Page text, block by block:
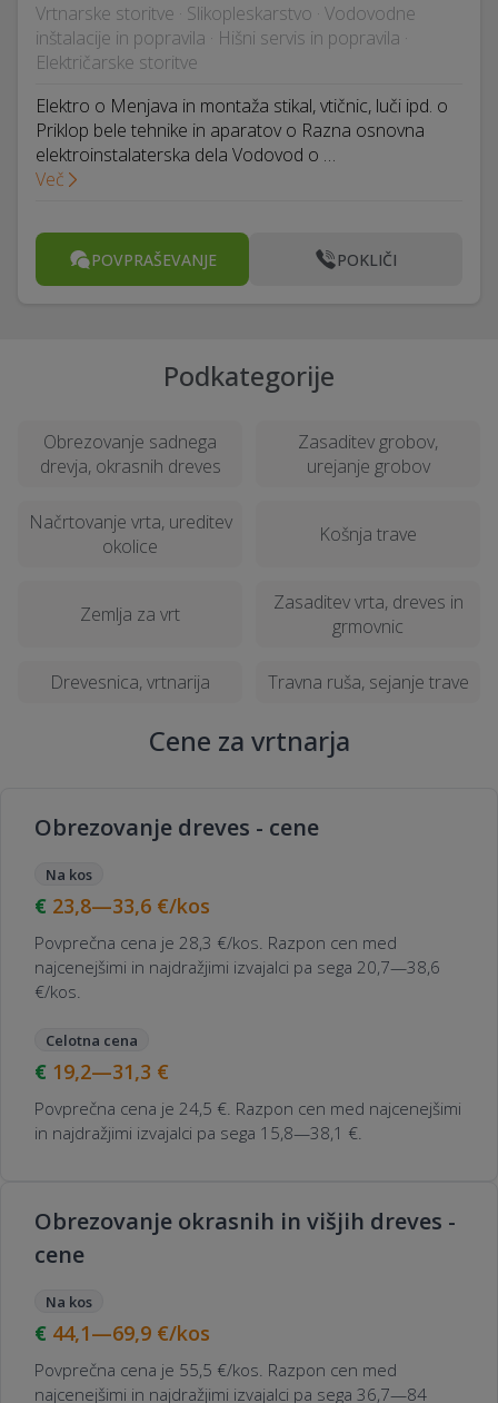
Vrtnarske storitve · Slikopleskarstvo · Vodovodne
inštalacije in popravila · Hišni servis in popravila ·
Električarske storitve
Elektro o Menjava in montaža stikal, vtičnic, luči ipd. o
Priklop bele tehnike in aparatov o Razna osnovna
elektroinstalaterska dela Vodovod o …
Več
POVPRAŠEVANJE POKLIČI
Podkategorije
Obrezovanje sadnega
drevja, okrasnih dreves
Zasaditev grobov,
urejanje grobov
Načrtovanje vrta, ureditev
okolice
Košnja trave
Zemlja za vrt
Zasaditev vrta, dreves in
grmovnic
Drevesnica, vrtnarija Travna ruša, sejanje trave
Cene za vrtnarja
Obrezovanje dreves - cene
Na kos
23,8—33,6 €/kos
Povprečna cena je 28,3 €/kos. Razpon cen med
najcenejšimi in najdražjimi izvajalci pa sega 20,7—38,6
€/kos.
Celotna cena
19,2—31,3 €
Povprečna cena je 24,5 €. Razpon cen med najcenejšimi
in najdražjimi izvajalci pa sega 15,8—38,1 €.
Obrezovanje okrasnih in višjih dreves -
cene
Na kos
44,1—69,9 €/kos
Povprečna cena je 55,5 €/kos. Razpon cen med
najcenejšimi in najdražjimi izvajalci pa sega 36,7—84